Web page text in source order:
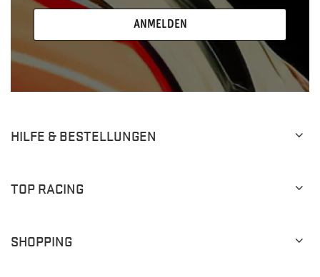
ANMELDEN
HILFE & BESTELLUNGEN
TOP RACING
SHOPPING